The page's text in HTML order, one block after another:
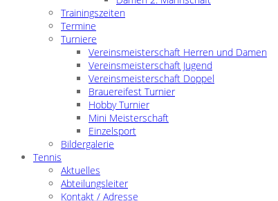
Trainingszeiten
Termine
Turniere
Vereinsmeisterschaft Herren und Damen
Vereinsmeisterschaft Jugend
Vereinsmeisterschaft Doppel
Brauereifest Turnier
Hobby Turnier
Mini Meisterschaft
Einzelsport
Bildergalerie
Tennis
Aktuelles
Abteilungsleiter
Kontakt / Adresse